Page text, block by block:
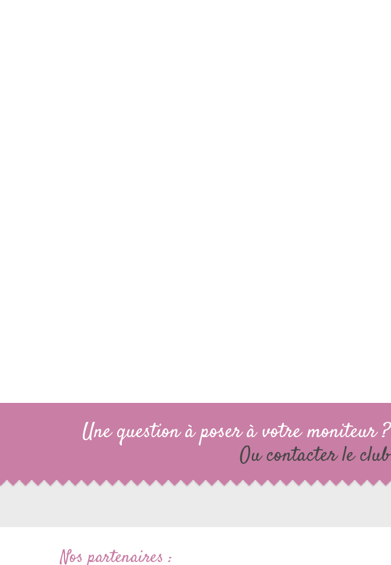
Une question à poser à votre moniteur ?
Ou contacter le club
Nos partenaires :